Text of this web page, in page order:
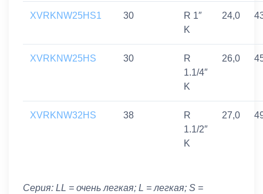
XVRKNW25HS1 30
R 1″
K
24,0
XVRKNW25HS 30
R
1.1/4″
K
26,0
XVRKNW32HS 38
R
1.1/2″
K
27,0
Серия: LL = очень легкая; L = легкая; S =